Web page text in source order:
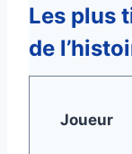
Les plus
de
Joueur